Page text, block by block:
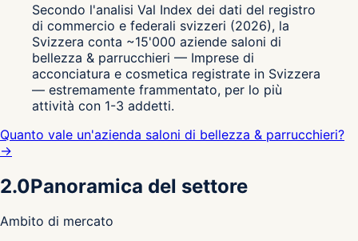
Secondo l'analisi Val Index dei dati del registro
di commercio e federali svizzeri (2026), la
Svizzera conta ~15'000 aziende saloni di
bellezza & parrucchieri — Imprese di
acconciatura e cosmetica registrate in Svizzera
— estremamente frammentato, per lo più
attività con 1-3 addetti.
Quanto vale un'azienda saloni di bellezza & parrucchieri?
→
2.0Panoramica del settore
Ambito di mercato